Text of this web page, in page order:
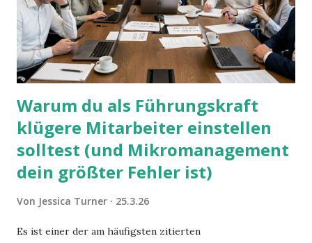
Warum du als Führungskraft
klügere Mitarbeiter einstellen
solltest (und Mikromanagement
dein größter Fehler ist)
Von Jessica Turner 25.3.26
Es ist einer der am häufigsten zitierten